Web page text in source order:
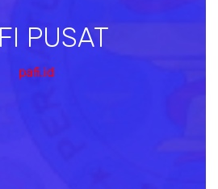
PUSAT
pafi.id